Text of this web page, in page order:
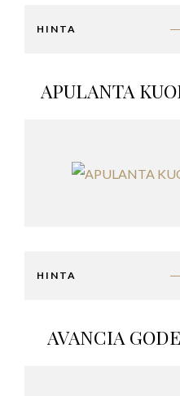
HINTA
APULANTA
HINTA
AVANCIA